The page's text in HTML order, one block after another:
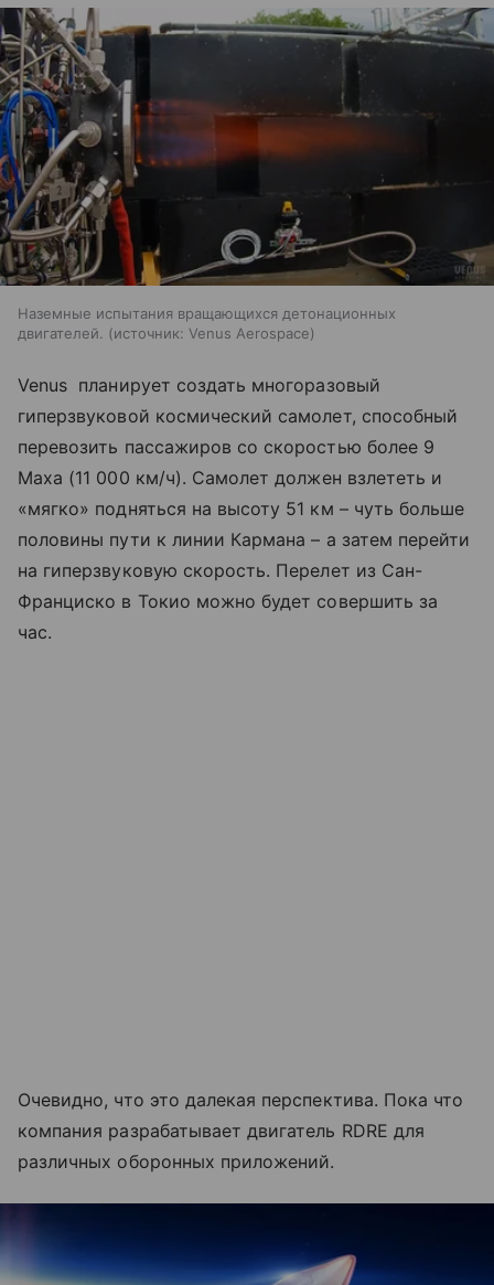
Наземные испытания вращающихся детонационных
двигателей.
источник: Venus Aerospace
Venus планирует создать многоразовый
гиперзвуковой космический самолет, способный
перевозить пассажиров со скоростью более 9
Маха (11 000 км/ч). Самолет должен взлететь и
«мягко» подняться на высоту 51 км – чуть больше
половины пути к линии Кармана – а затем перейти
на гиперзвуковую скорость. Перелет из Сан-
Франциско в Токио можно будет совершить за
час.
Очевидно, что это далекая перспектива. Пока что
компания разрабатывает двигатель RDRE для
различных оборонных приложений.